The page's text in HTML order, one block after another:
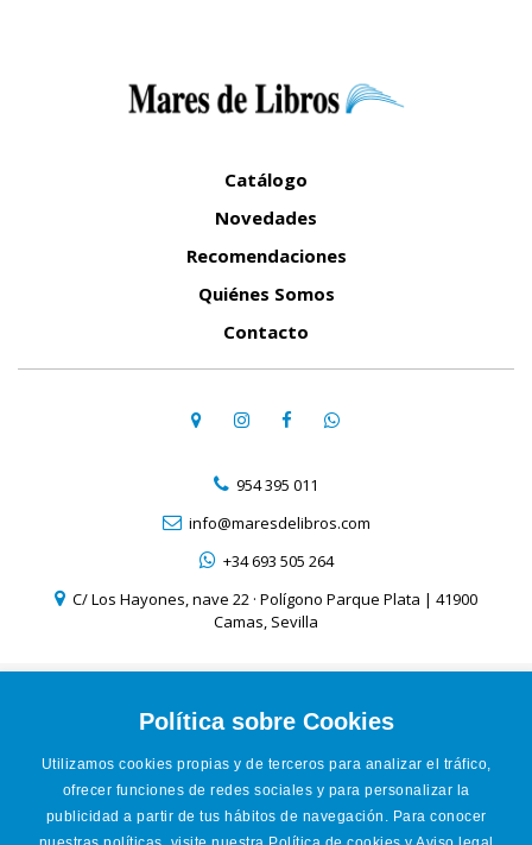
Política sobre Cookies
Utilizamos cookies propias y de terceros para analizar el tráfico,
ofrecer funciones de redes sociales y para personalizar la
publicidad a partir de tus hábitos de navegación. Para conocer
Catálogo
Novedades
Recomendaciones
Quiénes Somos
Contacto
954 395 011
info@maresdelibros.com
+34 693 505 264
C/ Los Hayones, nave 22 · Polígono Parque Plata | 41900
Camas, Sevilla
Política de Cookies
Condiciones de venta online
Accesibilidad